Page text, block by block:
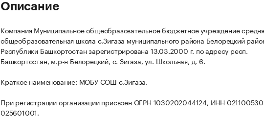
Описание
Компания Муниципальное общеобразовательное бюджетное учреждение
общеобразовательная школа с.Зигаза муниципального района Белорецкий
Республики Башкортостан зарегистрирована 13.03.2000 г. по адресу респ.
Башкортостан, м.р-н Белорецкий, с. Зигаза, ул. Школьная, д. 6.
Краткое наименование: МОБУ СОШ с.Зигаза.
При регистрации организации присвоен ОГРН 1030202044124, ИНН
025601001.